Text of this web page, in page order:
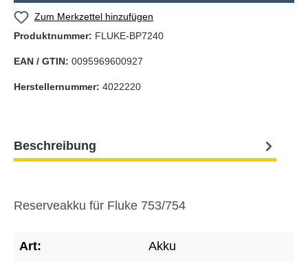
Zum Merkzettel hinzufügen
Produktnummer: FLUKE-BP7240
EAN / GTIN: 0095969600927
Herstellernummer: 4022220
Beschreibung
Reserveakku für Fluke 753/754
Art: Akku